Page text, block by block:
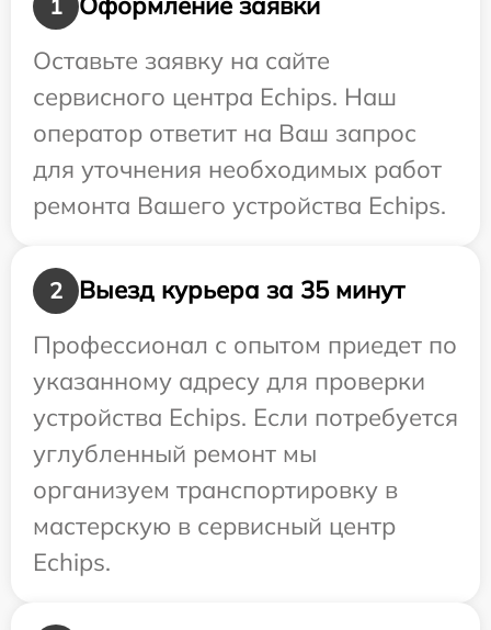
1
Оставьте заявку на сайте
сервисного центра Echips. Наш
оператор ответит на Ваш запрос
для уточнения необходимых работ
ремонта Вашего устройства Echips.
2
Выезд курьера за 35 минут
Профессионал с опытом приедет по
указанному адресу для проверки
устройства Echips. Если потребуется
углубленный ремонт мы
организуем транспортировку в
мастерскую в сервисный центр
Echips.